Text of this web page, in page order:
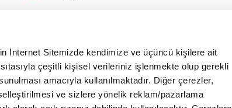
İnternet Sitemizde kendimize ve üçüncü kişilere ait
çeşitli kişisel verileriniz işlenmekte olup gerekli
amacıyla kullanılmaktadır. Diğer çerezler,
ve sizlere yönelik reklam/pazarlama